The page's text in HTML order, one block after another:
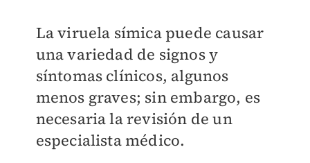
La viruela símica puede causar
una variedad de signos y
síntomas clínicos, algunos
menos graves; sin embargo, es
necesaria la revisión de un
especialista médico.